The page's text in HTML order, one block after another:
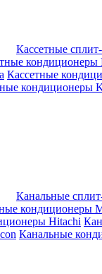
Кассетные
кондиционеры
Кассетные
кондиционеры
Канальные
кондиционеры
Hitachi
Канальные